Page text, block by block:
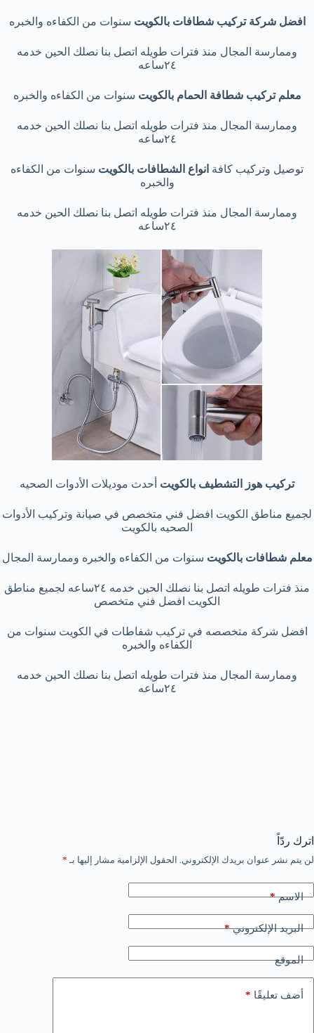
افضل شركة تركيب شطافات بالكويت سنوات من الكفاءه والخبره
وممارسة المجال منذ فترات طويله اتصل بنا نصلك الحين خدمه
٢٤ساعه
معلم تركيب شطافة الحمام بالكويت سنوات من الكفاءه والخبره
وممارسة المجال منذ فترات طويله اتصل بنا نصلك الحين خدمه
٢٤ساعه
توصيل وتركيب كافة انواع الشطافات بالكويت سنوات من الكفاءه
والخبره
وممارسة المجال منذ فترات طويله اتصل بنا نصلك الحين خدمه
٢٤ساعه
تركيب هوز التشطيف بالكويت أحدث موديلات الأدوات الصحيه
لجميع مناطق الكويت افضل فني متخصص في صيانة وتركيب الأدوات
الصحيه بالكويت
معلم شطافات بالكويت سنوات من الكفاءه والخبره وممارسة المجال
منذ فترات طويله اتصل بنا نصلك الحين خدمه ٢٤ساعه لجميع مناطق
الكويت افضل فني متخصص
افضل شركة متخصصه في تركيب شفاطات في الكويت سنوات من
الكفاءه والخبره
وممارسة المجال منذ فترات طويله اتصل بنا نصلك الحين خدمه
٢٤ساعه
اترك ردّاً
لن يتم نشر عنوان بريدك الإلكتروني. الحقول الإلزامية مشار إليها بـ *
الاسم*
البريد الإلكتروني*
الموقع
أضف تعليقًا *